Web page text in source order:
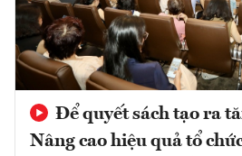
Để quyết sách tạo ra
Nâng cao hiệu quả tổ